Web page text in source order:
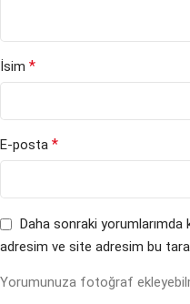
İsim *
E-posta *
Daha sonraki yorumlarımda
adresim ve site adresim bu
Yorumunuza fotoğraf